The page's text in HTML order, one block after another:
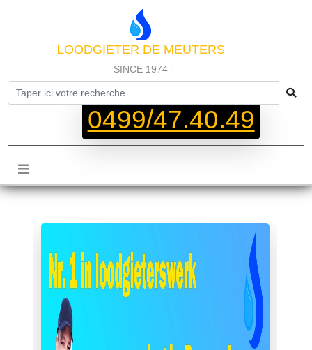
LOODGIETER DE MEUTERS
- SINCE 1974 -
0499/47.40.49